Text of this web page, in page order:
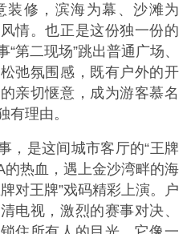
装修，滨海为幕、沙滩为
情。也正是这份独一份的
第二现场”跳出普通广场、
弛氛围感，既有户外的开
亲切惬意，成为游客慕名
有理由。
，是这间城市客厅的“王牌
的热血，遇上金沙湾畔的海
对王牌”戏码精彩上演。户
电视，激烈的赛事对决、